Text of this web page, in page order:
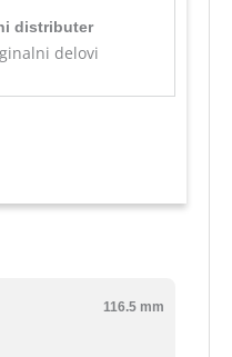
distributer
delovi
116.5 mm